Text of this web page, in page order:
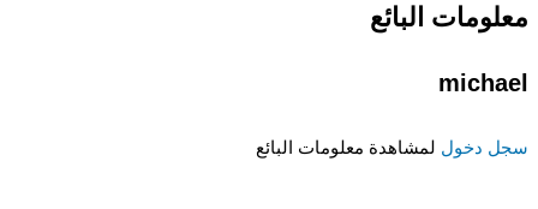
معلومات البائع
michael
سجل دخول لمشاهدة معلومات البائع